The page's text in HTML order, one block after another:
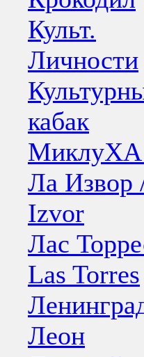
Культ.
Личности
кабак
Ла Извор
Izvor
Лас
Las Torres
Леон